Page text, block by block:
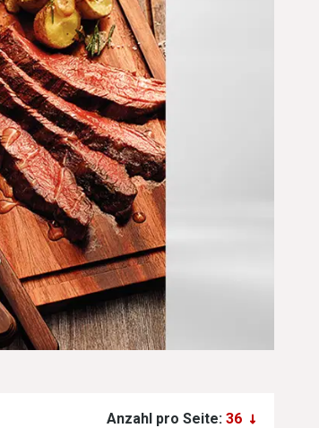
führen. Diese Optionen sind visuell und
Anzahl pro Seite: